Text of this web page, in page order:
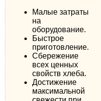
Малые затраты
на
оборудование.
Быстрое
приготовление.
Сбережение
всех ценных
свойств хлеба.
Достижение
максимальной